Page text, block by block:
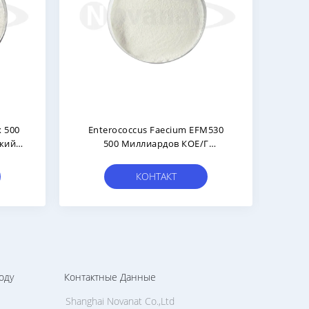
Таблетки/
ODM/OEM
Pediococcus Acidilactici PA10 300
Миллиардов КОЕ/г Веганский/
Молочных Продуктов
КОНТАКТ
Контактные Данные
Shanghai Novanat Co.,Ltd